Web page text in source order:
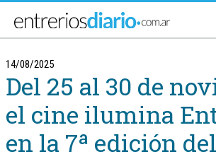
14/08/2025
Del 25 al 30 de
el cine ilumina
en la 7ª edición